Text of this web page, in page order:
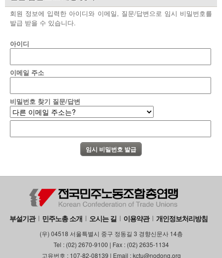
회원 정보에 입력한 아이디와 이메일, 질문/답변으로 임시 비밀번호를
발급 받을 수 있습니다.
아이디
이메일 주소
비밀번호 찾기 질문/답변
부설기관 민주노총 소개 오시는 길 이용약관 개인정보처리방침
(우) 04518 서울특별시 중구 정동길 3 경향신문사 14층
Tel : (02) 2670-9100 | Fax : (02) 2635-1134
고유번호 : 107-82-08139 | Email : kctu@nodong.org
업무